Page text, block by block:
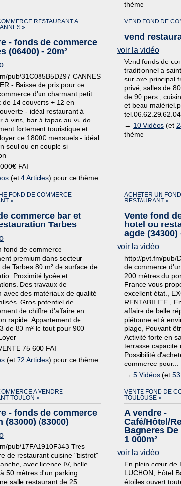
thème
RESTAURANT A
»
- fonds de commerce
(06400) - 20m²
pub/31C085B5D297 CANNES
- Baisse de prix pour ce
d'un charmant petit
de 14 couverts + 12 en
- idéal restaurant à
à vins, bar à tapas au vu de
fortement touristique et
de 1800€ mensuels - idéal
seul ou en couple si
FAI
(et 4 Articles) pour ce thème
VEND FOND DE
vend
voir la vidéo
Vend fonds de
traditionnel a
sur axe principal
privé, salles de
de 90 pers ,
et beau
tel.06.62.29.62.04
→ 10 Vidéos (et
thème
FOND DE COMMERCE
»
commerce bar et
Tarbes
fond de commerce
premium dans secteur
de Tarbes 80 m² de surface de
Proximité lycée et
Des travaux de
avec des matériaux de qualité
Gros potentiel de
de chiffre d'affaire en
rapide. Appartement de
de 80 m² le tout pour 900
75 600 FAI
(et 72 Articles) pour ce thème
ACHETER UN
RESTAURANT »
Vente fond
hotel ou
agde (34300)
voir la vidéo
http://pvt.fm/pub/
de commerce
200 mètres du
France vous
excellent état.,
RENTABILITE ,
affaire de belle
piétonne et à
plage, Pouvant
Activité forte en
terrasse capacité
Possibilité
commerce pour...
→ 5 Vidéos (et
A VENDRE
TOULON »
- fonds de commerce
(83000) (83000)
pub/17FA1910F343 Tres
de restaurant cuisine "bistrot"
avec licence IV, belle
50 mètres d'un parking
salle restaurant de 25
VENTE FOND DE
TOULOUSE »
A vendre -
Café/Hôtel/
Bagneres De
1 000m²
voir la vidéo
En plein cœur de
LUCHON, Hôtel
étoiles ouvert